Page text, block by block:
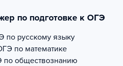
по подготовке к ОГЭ
по русскому языку
по математике
по обществознанию